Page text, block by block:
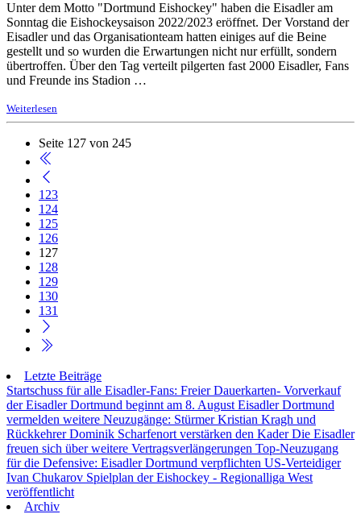
Unter dem Motto "Dortmund Eishockey" haben die Eisadler am
Sonntag die Eishockeysaison 2022/2023 eröffnet. Der Vorstand der
Eisadler und das Organisationteam hatten einiges auf die Beine
gestellt und so wurden die Erwartungen nicht nur erfüllt, sondern
übertroffen. Über den Tag verteilt pilgerten fast 2000 Eisadler, Fans
und Freunde ins Stadion …
Weiterlesen
Seite 127 von 245
123
124
125
126
127
128
129
130
131
Letzte Beiträge
Startschuss für alle Eisadler-Fans: Freier Dauerkarten- Vorverkauf
der Eisadler Dortmund beginnt am 8. August Eisadler Dortmund
vermelden weitere Neuzugänge: Stürmer Kristian Kragh und
Rückkehrer Dominik Scharfenort verstärken den KaderDie Eisadler
freuen sich über weitere Vertragsverlängerungen Top-Neuzugang
für die Defensive: Eisadler Dortmund verpflichten US-Verteidiger
Ivan Chukarov Spielplan der Eishockey - Regionalliga West
veröffentlicht
Archiv